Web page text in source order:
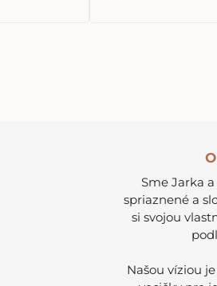
Sme Jarka
spriaznené a
si svojou
Našou víziou